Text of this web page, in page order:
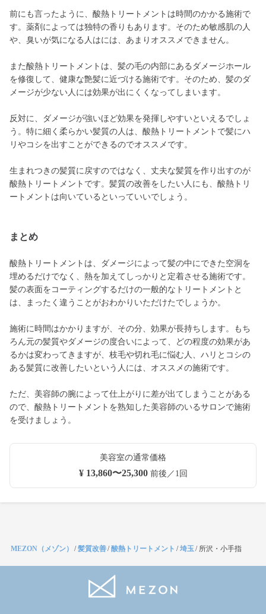
前にも言ったように、酸熱トリートメントは時間のかかる施術で
す。薬剤によっては独特の香りもあります。そのため敏感肌の人
や、臭いが気になる人はには、あまりオススメできません。
また酸熱トリートメントは、髪の毛の内部にあるダメージホール
を修復して、健康な艶髪に近づける施術です。そのため、髪のダ
メージが少ない人には効果が出にくくなってしまいます。
反対に、ダメージが強いほど効果を発揮しやすいといえるでしょ
う。特に細く柔らかい髪質の人は、酸熱トリートメントで髪にハ
リやコシを出すことができるのでオススメです。
生まれつきの髪質に戻すのではなく、丈夫な髪質を作り出すのが
酸熱トリートメントです。髪質の改善をしたい人にも、酸熱トリ
ートメントは向いているといっていいでしょう。
まとめ
酸熱トリートメントは、ダメージによって髪の中にできた空洞を
埋めるだけでなく、熱を加えてしっかりと定着させる施術です。
髪の表面をコーティングするだけの一般的なトリートメントと
は、まったく違うことがおわかりいただけたでしょうか。
施術に時間はかかりますが、その分、効果が長持ちします。もち
ろん元の髪質やダメージの度合いによって、どの程度の効果があ
るかは変わってきますが、枝毛や切れ毛に悩む人、ハリとコシの
ある髪質に改善したいという人には、オススメの施術です。
ただ、美容師の腕によって仕上がりに差が出てしまうことがある
ので、酸熱トリートメントを熟知した美容師のいるサロンで施術
を受けましょう。
美容室の通常価格
¥ 13,860〜25,300前後／1回
MEZON（メゾン） /髪質改善/酸熱トリートメント /埼玉/ 所沢・小手指